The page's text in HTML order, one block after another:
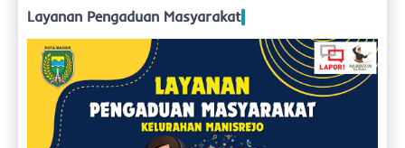
Layanan Pengaduan Masyarakat